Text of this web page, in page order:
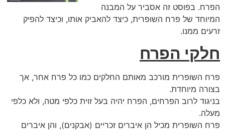
הפרח. בפוסט זה אסביר על המבנה
המיוחד של פרח השופרית, כיצד להאביק אותו, וכיצד להפיק
זרעים ממנו.
חלקי הפרח
פרח השופרית מורכב מאותם החלקים כמו כל פרח אחר, אך
בצורה מיוחדת.
בניגוד לרוב הפרחים, הפרח יהיה בעל זוית כלפי מטה, ולא כלפי
מעלה.
פרח השופרית מכיל הן איברים זכריים (אבקנים), והן איברים